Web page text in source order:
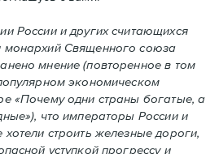
России и других считающихся
монархий Священного союза
мнение (повторенное в том
экономическом
«Почему одни страны богатые, а
что императоры России и
хотели строить железные дороги,
уступкой прогрессу и